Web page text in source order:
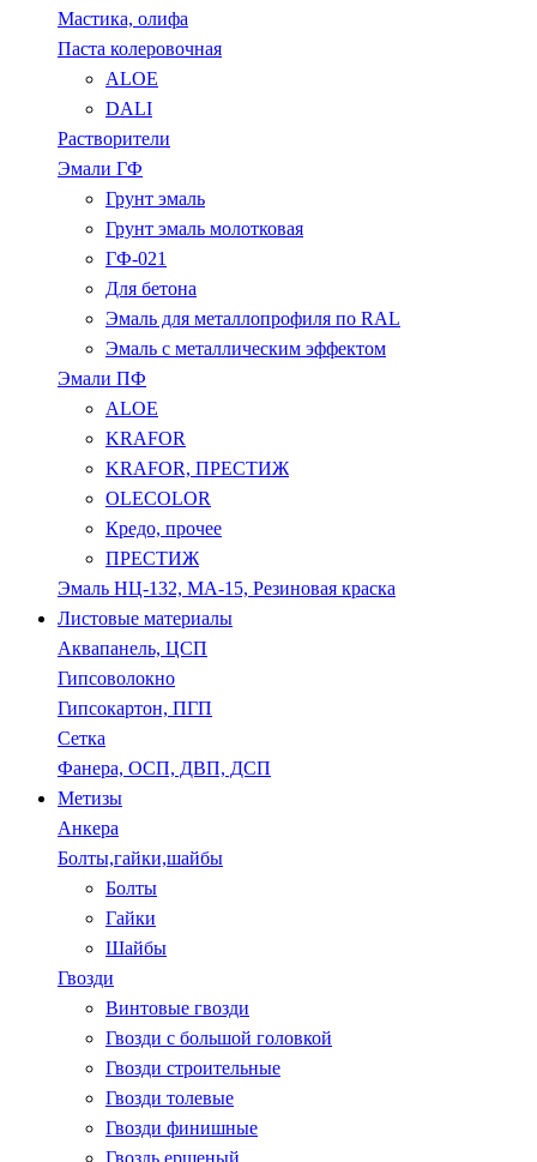
Мастика, олифа
Паста колеровочная
ALOE
DALI
Растворители
Эмали ГФ
Грунт эмаль
Грунт эмаль молотковая
ГФ-021
Для бетона
Эмаль для металлопрофиля по RAL
Эмаль с металлическим эффектом
Эмали ПФ
ALOE
KRAFOR
KRAFOR, ПРЕСТИЖ
OLECOLOR
Кредо, прочее
ПРЕСТИЖ
Эмаль НЦ-132, МА-15, Резиновая краска
Листовые материалы
Аквапанель, ЦСП
Гипсоволокно
Гипсокартон, ПГП
Сетка
Фанера, ОСП, ДВП, ДСП
Метизы
Анкера
Болты,гайки,шайбы
Болты
Гайки
Шайбы
Гвозди
Винтовые гвозди
Гвозди с большой головкой
Гвозди строительные
Гвозди толевые
Гвозди финишные
Гвоздь ершеный